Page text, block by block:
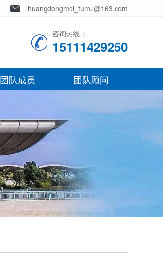
huangdongmei_tumu@163.com
咨询热线：
15111429250
团队成员 团队顾问